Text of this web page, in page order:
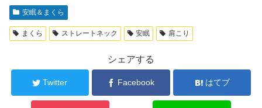
安眠＆まくら
まくら ストレートネック 安眠 肩こり
シェアする
Twitter Facebook はてブ